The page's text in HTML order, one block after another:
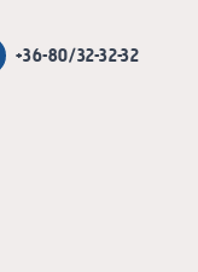
+36-80/32-32-32